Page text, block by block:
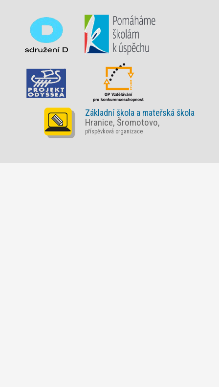
Základní škola a mateřská škola
Hranice, Šromotovo,
příspěvková organizace